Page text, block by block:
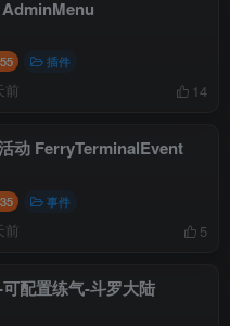
管理菜单 AdminMenu
55 插件
前 14
动 FerryTerminalEvent
35 事件
前 5
配置练气-斗罗大陆